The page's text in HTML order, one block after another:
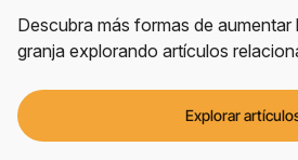
Descubra más formas de
granja explorando artículos
Explorar